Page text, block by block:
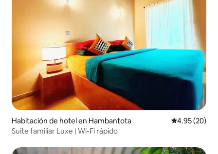
Habitación de hotel en Hambantota Calificación
4.95 (20)
Suite familiar Luxe | Wi-Fi rápido